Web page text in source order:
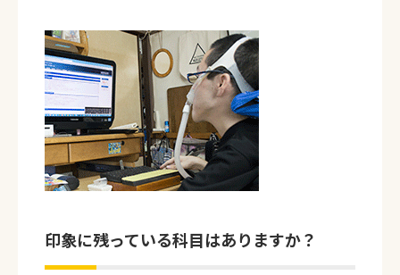
印象に残っている科目はありますか？